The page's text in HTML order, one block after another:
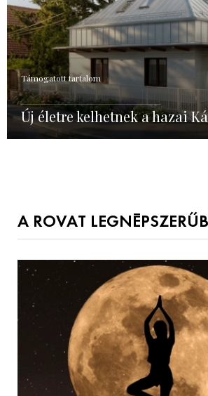
Támogatott tartalom
Új életre kelhetnek a hazai
A ROVAT